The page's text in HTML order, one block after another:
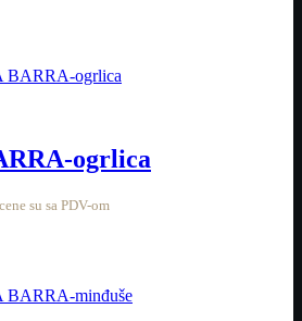
ogrlica
cene su sa PDV-om